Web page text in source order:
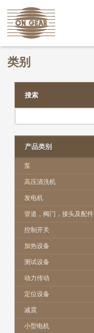
类别
搜索
产品类别
泵
高压清洗机
发电机
管道，阀门，接头及配件
控制开关
加热设备
测试设备
动力传动
定位设备
减震
小型电机